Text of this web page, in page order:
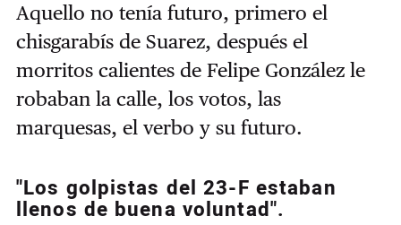
Aquello no tenía futuro, primero el
chisgarabís de Suarez, después el
morritos calientes de Felipe González le
robaban la calle, los votos, las
marquesas, el verbo y su futuro.
"Los golpistas del 23-F estaban
llenos de buena voluntad".